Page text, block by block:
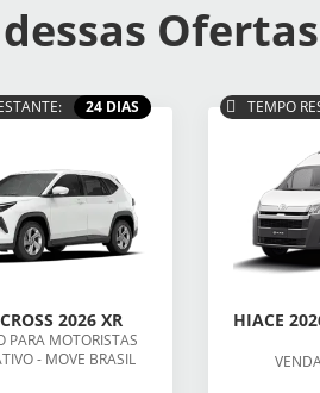
24 DIAS
2026 XR
PARA MOTORISTAS
- MOVE BRASIL
TEMPO
HIACE